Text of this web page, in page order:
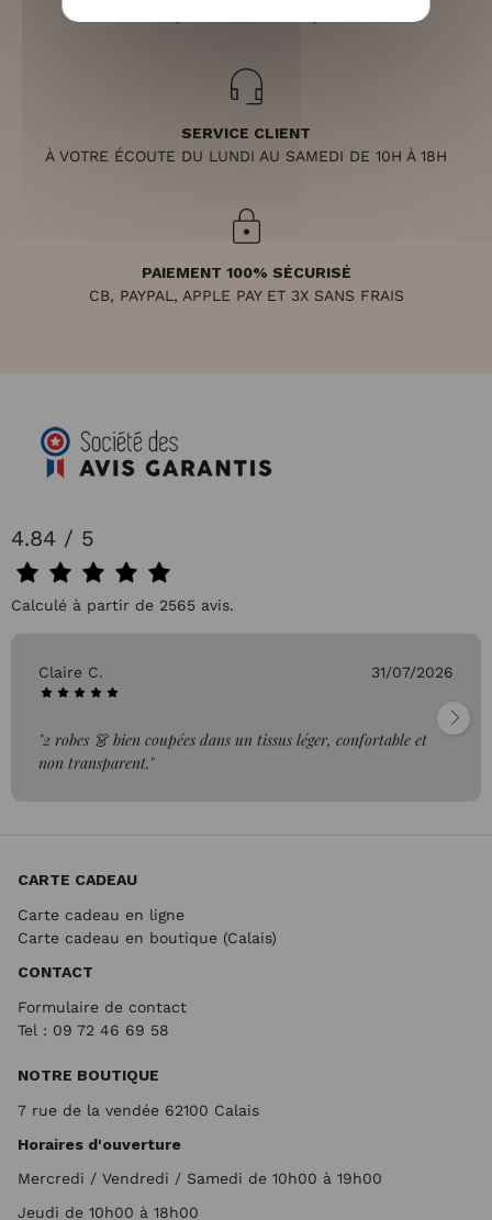
SERVICE CLIENT
À VOTRE ÉCOUTE DU LUNDI AU SAMEDI DE 10H À 18H
PAIEMENT 100% SÉCURISÉ
CB, PAYPAL, APPLE PAY ET 3X SANS FRAIS
4.84 / 5
Calculé à partir de 2565 avis.
Claire C. 31/07/2026
"2 robes 👗 bien coupées dans un tissus léger, confortable et
non transparent."
CARTE CADEAU
Carte cadeau en ligne
Carte cadeau en boutique (Calais)
CONTACT
Formulaire de contact
Tel : 09 72 46 69 58
NOTRE BOUTIQUE
7 rue de la vendée 62100 Calais
Horaires d'ouverture
Mercredi / Vendredi / Samedi de 10h00 à 19h00
Jeudi de 10h00 à 18h00